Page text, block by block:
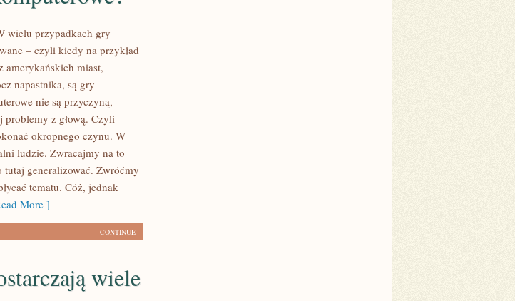
wielu przypadkach gry
– czyli kiedy na przykład
amerykańskich miast,
napastnika, są gry
nie są przyczyną,
problemy z głową. Czyli
okropnego czynu. W
ludzie. Zwracajmy na to
generalizować. Zwróćmy
tematu. Cóż, jednak
More ]
CONTINUE
wiele